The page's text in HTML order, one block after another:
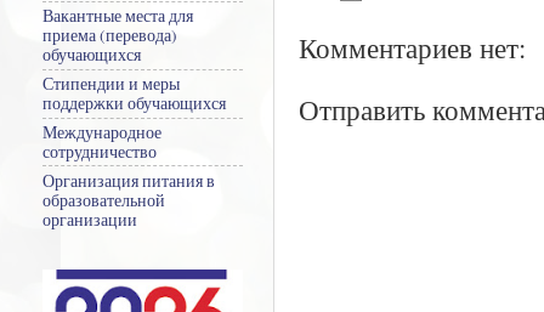
Комментариев нет:
Отправить
Вакантные места для
приема (перевода)
обучающихся
Стипендии и меры
поддержки обучающихся
Международное
сотрудничество
Организация питания в
образовательной
организации